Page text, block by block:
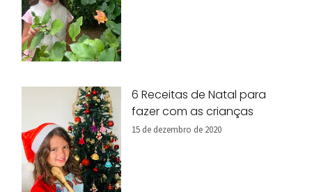
6 Receitas de Natal para
fazer com as crianças
15 de dezembro de 2020